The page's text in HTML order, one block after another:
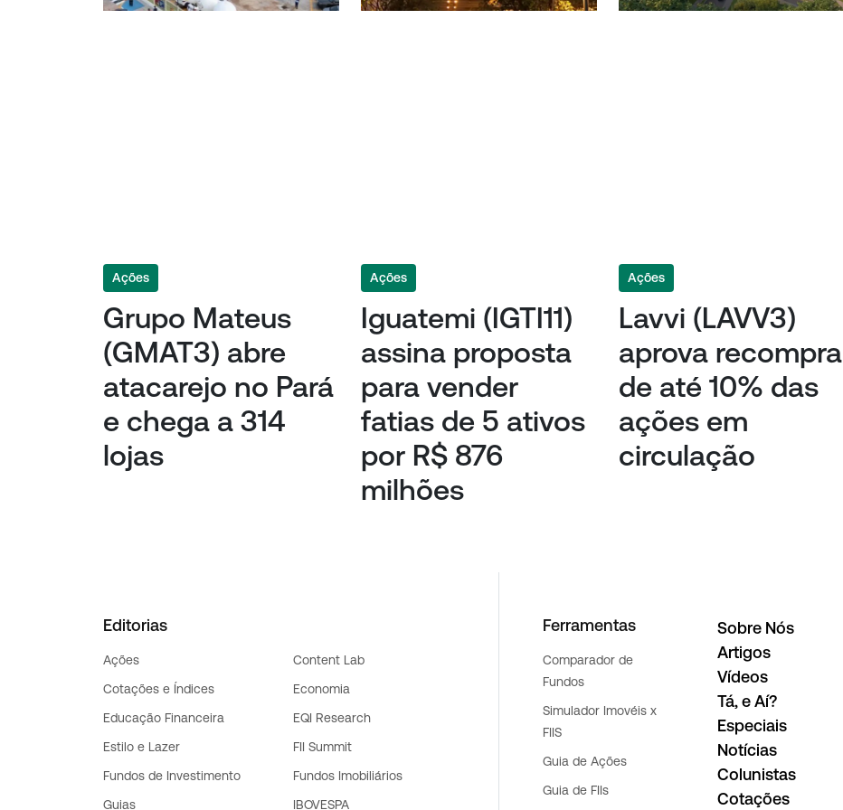
Ações
Grupo Mateus
(GMAT3) abre
atacarejo no Pará
e chega a 314
lojas
Ações
Iguatemi (IGTI11)
assina proposta
para vender
fatias de 5 ativos
por R$ 876
milhões
Ações
Lavvi (LAVV3)
aprova recompra
de até 10% das
ações em
circulação
Editorias
Ações
Content Lab
Cotações e Índices
Economia
Educação Financeira
EQI Research
Estilo e Lazer
FII Summit
Fundos de Investimento
Fundos Imobiliários
Guias
IBOVESPA
Ferramentas
Comparador de
Fundos
Simulador Imovéis x
FIIS
Guia de Ações
Guia de FIIs
Sobre Nós
Artigos
Vídeos
Tá, e Aí?
Especiais
Notícias
Colunistas
Cotações